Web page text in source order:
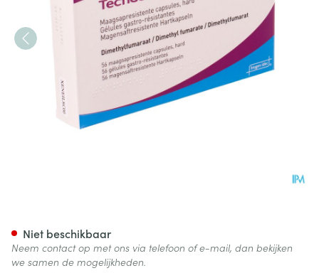
Niet beschikbaar
Neem contact op met ons via telefoon of e-mail, dan bekijken
we samen de mogelijkheden.